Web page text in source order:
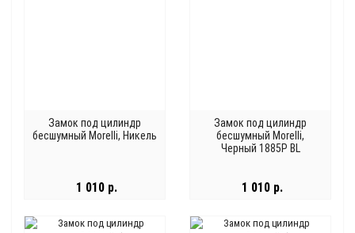
Замок под цилиндр
бесшумный Morelli, Никель
1 010 р.
Замок под цилиндр
бесшумный Morelli,
Черный 1885P BL
1 010 р.